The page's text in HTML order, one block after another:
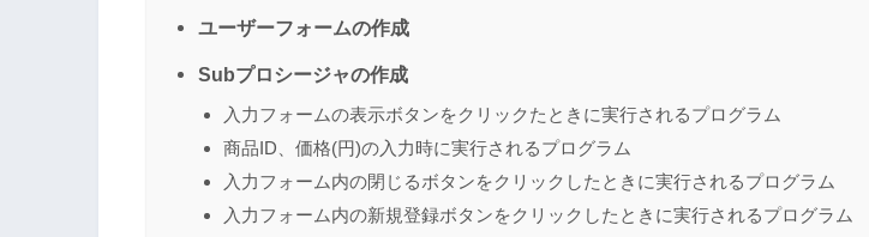
ユーザーフォームの作成
Subプロシージャの作成
入力フォームの表示ボタンをクリックたときに実行されるプログラム
商品ID、価格(円)の入力時に実行されるプログラム
入力フォーム内の閉じるボタンをクリックしたときに実行されるプログラム
入力フォーム内の新規登録ボタンをクリックしたときに実行されるプログラム